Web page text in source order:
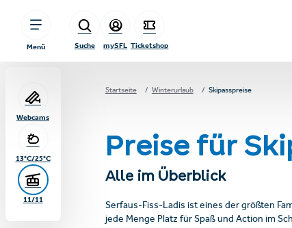
Menü Suche mySFL Ticketshop
Webcams
13°C/25°C
11/11
Startseite Winterurlaub Skipasspreise
Preise für
Alle im Überblick
Serfaus-Fiss-Ladis ist eines der größten
jede Menge Platz für Spaß und Action im